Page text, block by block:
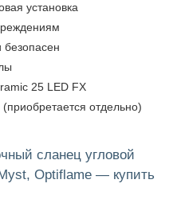
установка
безопасен
25 LED FX
отдельно)
сланец угловой
Optiflame — купить